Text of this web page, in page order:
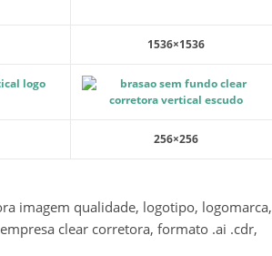
1536×1536
256×256
imagem qualidade, logotipo, logomarca,
clear corretora, formato .ai .cdr,